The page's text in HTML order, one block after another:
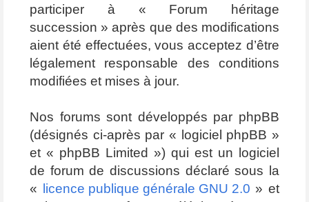
participer à « Forum héritage
succession » après que des modifications
aient été effectuées, vous acceptez d’être
légalement responsable des conditions
modifiées et mises à jour.
Nos forums sont développés par phpBB
(désignés ci-après par « logiciel phpBB »
et « phpBB Limited ») qui est un logiciel
de forum de discussions déclaré sous la
«
licence publique générale GNU 2.0 » et